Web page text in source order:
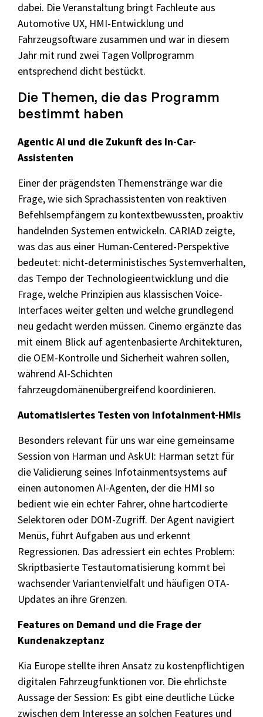
Xray Essentials
Xray für Power User
Xray für Administratoren
TestSolutions Originals
Grundlagen des Softwaretestens
Grundlagen der Testautomatisierung
Grundlagen AI Testing
Testverfahren für den Softwaretest
Grundlagen IT-Sicherheitstests
Seminarthemen Trainingsformen
Inhouse
Seminare
und
dabei. Die Veranstaltung bringt Fachleute aus
Automotive UX, HMI-Entwicklung und
Fahrzeugsoftware zusammen und war in diesem
Jahr mit rund zwei Tagen Vollprogramm
entsprechend dicht bestückt.
Die Themen, die das Programm
bestimmt haben
Agentic AI und die Zukunft des In-Car-
Assistenten
Einer der prägendsten Themenstränge war die
Frage, wie sich Sprachassistenten von reaktiven
Befehlsempfängern zu kontextbewussten, proaktiv
handelnden Systemen entwickeln. CARIAD zeigte,
was das aus einer Human-Centered-Perspektive
bedeutet: nicht-deterministisches Systemverhalten,
das Tempo der Technologieentwicklung und die
Frage, welche Prinzipien aus klassischen Voice-
Interfaces weiter gelten und welche grundlegend
neu gedacht werden müssen. Cinemo ergänzte das
mit einem Blick auf agentenbasierte Architekturen,
die OEM-Kontrolle und Sicherheit wahren sollen,
während AI-Schichten
fahrzeugdomänenübergreifend koordinieren.
Automatisiertes Testen von Infotainment-HMIs
Besonders relevant für uns war eine gemeinsame
Session von Harman und AskUI: Harman setzt für
die Validierung seines Infotainmentsystems auf
einen autonomen AI-Agenten, der die HMI so
bedient wie ein echter Fahrer, ohne hartcodierte
Selektoren oder DOM-Zugriff. Der Agent navigiert
Menüs, führt Aufgaben aus und erkennt
Regressionen. Das adressiert ein echtes Problem:
Skriptbasierte Testautomatisierung kommt bei
wachsender Variantenvielfalt und häufigen OTA-
Updates an ihre Grenzen.
Features on Demand und die Frage der
Kundenakzeptanz
Kia Europe stellte ihren Ansatz zu kostenpflichtigen
digitalen Fahrzeugfunktionen vor. Die ehrlichste
Aussage der Session: Es gibt eine deutliche Lücke
zwischen dem Interesse an solchen Features und